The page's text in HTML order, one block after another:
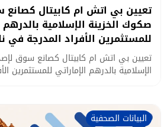
تعيين بي اتش ام كابيتال
صكوك الخزينة الإسلامية بالدرهم
للمستثمرين الأفراد المدرجة
تعيين بي اتش ام كابيتال كصانع سوق
الإسلامية بالدرهم الإماراتي للمستثمرين
البيانات الصحفية